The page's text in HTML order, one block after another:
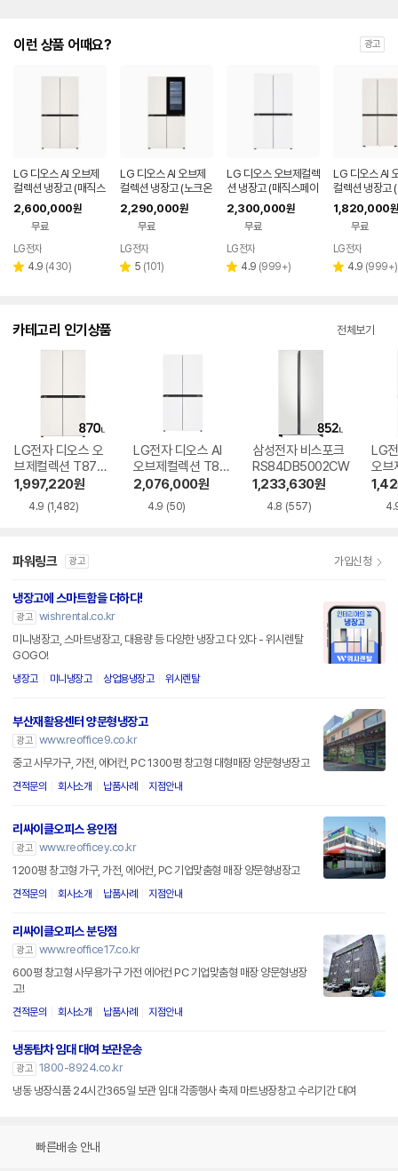
이런 상품 어때요? 광고
LG 디오스 AI 오브제
컬렉션 냉장고 (매직스
페이스) T876MEE1
H1
2,600,000원
무료
LG전자
별 4.9 리
(430)
LG 디오스 AI 오브제
컬렉션 냉장고 (노크온
매직스페이스) T876
MEE412
2,290,000원
무료
LG전자
별 5 리
(101)
LG 디오스 오브제컬렉
션 냉장고 (매직스페이
스) T873MHH111
2,300,000원
무료
LG전자
별 4.9 리
(999+)
LG 디오스 AI
컬렉션 냉장고
형, 매직스페이
34MEE111
1,820,000원
무료
LG전자
별 4.9 리
(999+)
카테고리 인기상품 전체보기
LG전자 디오스 오
브제컬렉션 T873
MEE111
1,997,220원
4.9 (1,482)
LG전자 디오스 AI
오브제컬렉션 T87
6MQQ1H1
2,076,000원
4.9 (50)
삼성전자 비스포크
RS84DB5002CW
1,233,630원
4.8 (557)
LG
오브
파워링크 광고 가입신청
냉장고에 스마트함을 더하다!
광고 wishrental.co.kr
미니냉장고, 스마트냉장고, 대용량 등 다양한 냉장고 다 있다 - 위시렌탈
GOGO!
냉장고 미니냉장고 상업용냉장고 위시렌탈
부산재활용센터 양문형냉장고
광고 www.reoffice9.co.kr
중고 사무가구, 가전, 에어컨, PC 1300평 창고형 대형매장 양문형냉장고
견적문의 회사소개 납품사례 지점안내
리싸이클오피스 용인점
광고 www.reofficey.co.kr
1200평 창고형 가구, 가전, 에어컨, PC 기업맞춤형 매장 양문형냉장고
견적문의 회사소개 납품사례 지점안내
리싸이클오피스 분당점
광고 www.reoffice17.co.kr
600평 창고형 사무용가구 가전 에어컨 PC 기업맞춤형 매장 양문형냉장
고!
견적문의 회사소개 납품사례 지점안내
냉동탑차 임대 대여 보관운송
광고 1800-8924.co.kr
냉동 냉장식품 24시간365일 보관 임대 각종행사 축제 마트냉장창고 수리기간 대여
빠른배송 안내